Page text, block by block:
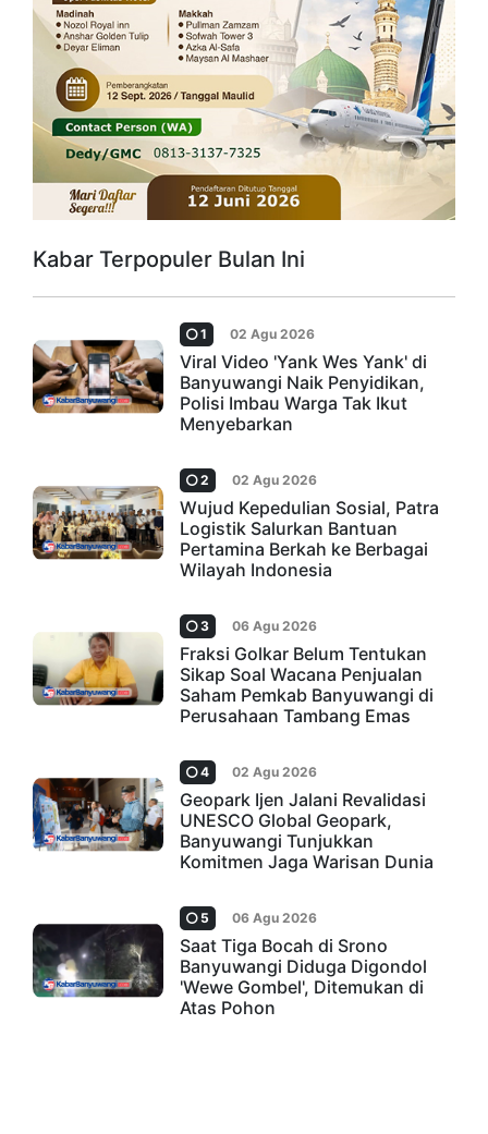
Kabar Terpopuler Bulan Ini
1 02 Agu 2026
Viral Video 'Yank Wes Yank' di
Banyuwangi Naik Penyidikan,
Polisi Imbau Warga Tak Ikut
Menyebarkan
2 02 Agu 2026
Wujud Kepedulian Sosial, Patra
Logistik Salurkan Bantuan
Pertamina Berkah ke Berbagai
Wilayah Indonesia
3 06 Agu 2026
Fraksi Golkar Belum Tentukan
Sikap Soal Wacana Penjualan
Saham Pemkab Banyuwangi di
Perusahaan Tambang Emas
4 02 Agu 2026
Geopark Ijen Jalani Revalidasi
UNESCO Global Geopark,
Banyuwangi Tunjukkan
Komitmen Jaga Warisan Dunia
5 06 Agu 2026
Saat Tiga Bocah di Srono
Banyuwangi Diduga Digondol
'Wewe Gombel', Ditemukan di
Atas Pohon